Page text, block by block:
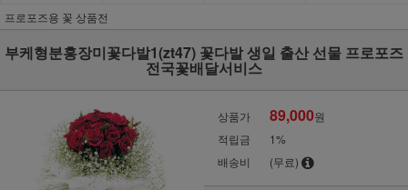
프로포즈용 꽃 상품전
부케형분홍장미꽃다발1(zt47) 꽃다발 생일 출산 선물 프로포즈
전국꽃배달서비스
상품가 89,000원
적립금
1%
배송비
(무료)